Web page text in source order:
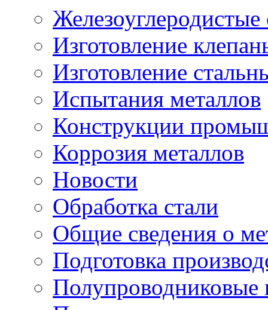
Железоуглеродистые
Изготовление
Изготовление
Испытания металлов
Конструкции
Коррозия металлов
Новости
Обработка стали
Общие сведения о
Подготовка